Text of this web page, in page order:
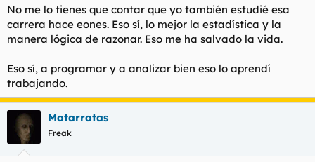
Un ejemplo es de gente autodidacta o que sale de otras
carreras y se meten de programadores de PHP. Saben todo de
la A a la Z de ese lenguaje pero nada de como plantear un
proyecto, base de datos, arquitectura de software,
igual no es lo más eficiente y en medio y largo plazo, a no ser
que tenga un interés enorme en seguir formándose, le va a
costar bastante en cambiar a otra cosa.
En cambio si tienes la base teórica puedes cambiar con mucho
menos esfuerzo. Si sabes programar y los distintos lenguajes
que hay aprenderlos es muy rápido.
Las carreras no están para enseñar la demanda del mercado
No me lo tienes que contar que yo también estudié esa
carrera hace eones. Eso sí, lo mejor la estadística y la
manera lógica de razonar. Eso me ha salvado la vida.
Eso sí, a programar y a analizar bien eso lo aprendí
trabajando.
Matarratas
Freak